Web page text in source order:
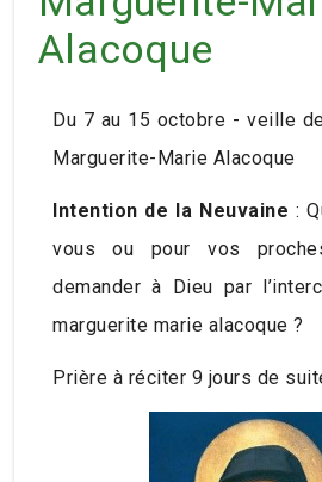
Alacoque
Du 7 au 15 octobre - veille
Marguerite-Marie Alacoque
Intention de la Neuvaine :
vous ou pour vos
demander à Dieu par
marguerite marie alacoque ?
Prière à réciter 9 jours de